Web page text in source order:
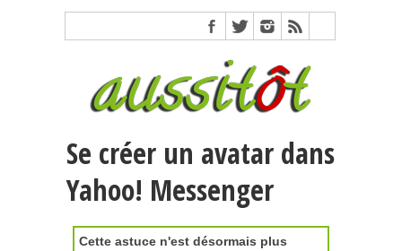
Se créer un avatar dans
Yahoo! Messenger
Cette astuce n'est désormais plus